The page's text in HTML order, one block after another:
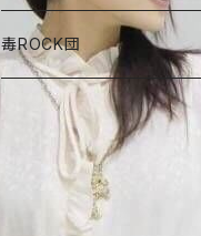
しょーちゃん、おやつ
毒ROCK団